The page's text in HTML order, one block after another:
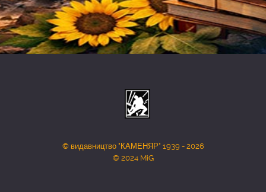
© видавництво "КАМЕНЯР" 1939 - 2026
© 2024 MiG